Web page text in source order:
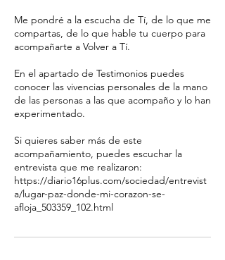
Me pondré a la escucha de Tí, de lo que me
compartas, de lo que hable tu cuerpo para
acompañarte a Volver a Tí.
En el apartado de Testimonios puedes
conocer las vivencias personales de la mano
de las personas a las que acompaño y lo han
experimentado.
Si quieres saber más de este
acompañamiento, puedes escuchar la
entrevista que me realizaron:
https://diario16plus.com/sociedad/entrevist
a/lugar-paz-donde-mi-corazon-se-